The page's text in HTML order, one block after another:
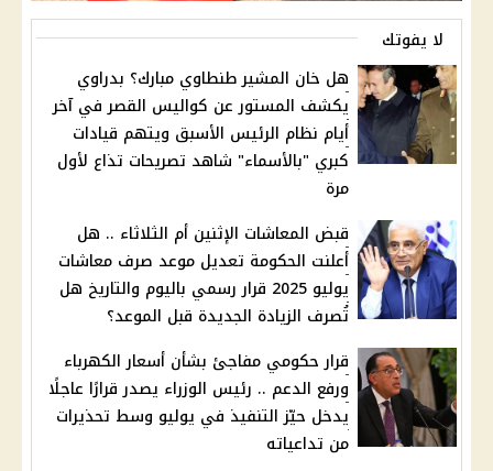
لا يفوتك
هل خان المشير طنطاوي مبارك؟ بدراوي
يكشف المستور عن كواليس القصر في آخر
أيام نظام الرئيس الأسبق ويتهم قيادات
كبري "بالأسماء" شاهد تصريحات تذاع لأول
مرة
قبض المعاشات الإثنين أم الثلاثاء .. هل
أعلنت الحكومة تعديل موعد صرف معاشات
يوليو 2025 قرار رسمي باليوم والتاريخ هل
تُصرف الزيادة الجديدة قبل الموعد؟
قرار حكومي مفاجئ بشأن أسعار الكهرباء
ورفع الدعم .. رئيس الوزراء يصدر قرارًا عاجلًا
يدخل حيّز التنفيذ في يوليو وسط تحذيرات
من تداعياته